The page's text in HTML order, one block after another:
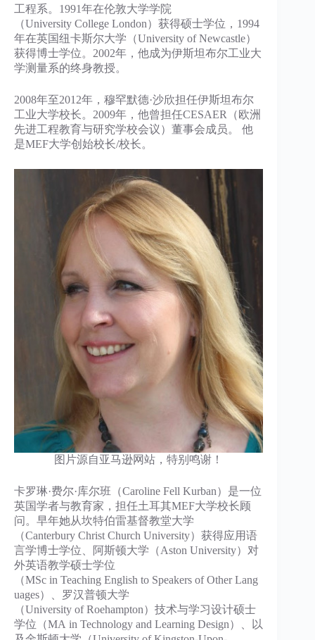
工程系。1991年在伦敦大学学院
（University College London）获得硕士学位，1994
年在英国纽卡斯尔大学（University of Newcastle）
获得博士学位。2002年，他成为伊斯坦布尔工业大
学测量系的终身教授。
2008年至2012年，穆罕默德·沙欣担任伊斯坦布尔
工业大学校长。2009年，他曾担任CESAER（欧洲
先进工程教育与研究学校会议）董事会成员。 他
是MEF大学创始校长/校长。
图片源自亚马逊网站，特别鸣谢！
卡罗琳·费尔·库尔班（Caroline Fell Kurban）是一位
英国学者与教育家，担任土耳其MEF大学校长顾
问。早年她从坎特伯雷基督教堂大学
（Canterbury Christ Church University）获得应用语
言学博士学位、阿斯顿大学（Aston University）对
外英语教学硕士学位
（MSc in Teaching English to Speakers of Other Lang
uages）、罗汉普顿大学
（University of Roehampton）技术与学习设计硕士
学位（MA in Technology and Learning Design）、以